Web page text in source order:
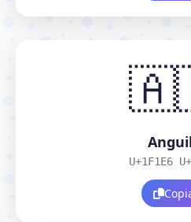
U+1F1E6